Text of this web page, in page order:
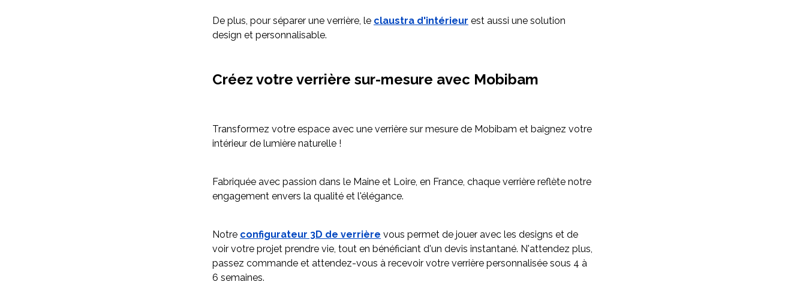
De plus, pour séparer une verrière, le claustra d'intérieur est aussi une solution
design et personnalisable.
Créez votre verrière sur-mesure avec Mobibam
Transformez votre espace avec une verrière sur mesure de Mobibam et baignez votre
intérieur de lumière naturelle !
Fabriquée avec passion dans le Maine et Loire, en France, chaque verrière reflète notre
engagement envers la qualité et l'élégance.
Notre configurateur 3D de verrière vous permet de jouer avec les designs et de
voir votre projet prendre vie, tout en bénéficiant d'un devis instantané. N'attendez plus,
passez commande et attendez-vous à recevoir votre verrière personnalisée sous 4 à
6 semaines.